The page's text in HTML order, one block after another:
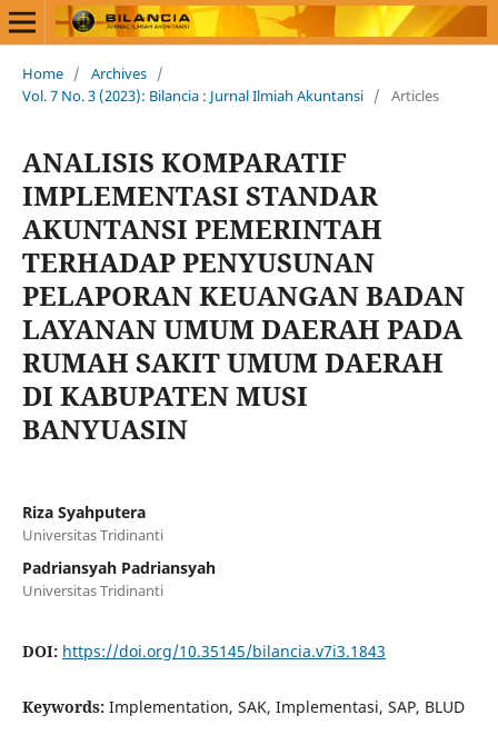
Home / Archives /
Vol. 7 No. 3 (2023): Bilancia : Jurnal Ilmiah Akuntansi / Articles
ANALISIS KOMPARATIF
IMPLEMENTASI STANDAR
AKUNTANSI PEMERINTAH
TERHADAP PENYUSUNAN
PELAPORAN KEUANGAN BADAN
LAYANAN UMUM DAERAH PADA
RUMAH SAKIT UMUM DAERAH
DI KABUPATEN MUSI
BANYUASIN
Riza Syahputera
Universitas Tridinanti
Padriansyah Padriansyah
Universitas Tridinanti
DOI: https://doi.org/10.35145/bilancia.v7i3.1843
Keywords: Implementation, SAK, Implementasi, SAP, BLUD